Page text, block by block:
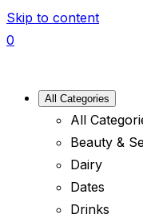
Skip to content
0
All Categories
All
Beauty &
Dairy
Dates
Drinks